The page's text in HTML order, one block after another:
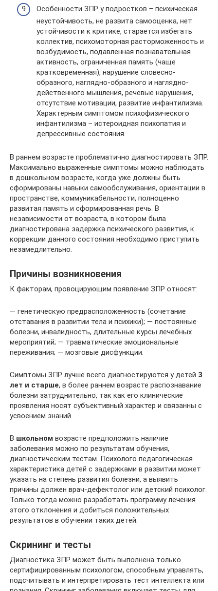
Особенности ЗПР у подростков – психическая
неустойчивость, не развита самооценка, нет
устойчивости к критике, старается избегать
коллектив, психомоторная расторможенность и
возбудимость, подавленная познавательная
активность, ограниченная память (чаще
кратковременная), нарушение словесно-
образного, наглядно-образного и наглядно-
действенного мышления, речевые нарушения,
отсутствие мотивации, развитие инфантилизма.
Характерным симптомом психофизического
инфантилизма – истероидная психопатия и
депрессивные состояния.
В раннем возрасте проблематично диагностировать ЗПР.
Максимально выраженные симптомы можно наблюдать
в дошкольном возрасте, когда уже должны быть
сформированы навыки самообслуживания, ориентации в
пространстве, коммуникабельности, полноценно
развитая память и сформированная речь. В
независимости от возраста, в котором была
диагностирована задержка психического развития, к
коррекции данного состояния необходимо приступить
незамедлительно.
Причины возникновения
К факторам, провоцирующим появление ЗПР относят:
— генетическую предрасположенность (сочетание
отставания в развитии тела и психики); — постоянные
болезни, инвалидность, длительные курсы лечебных
мероприятий; — травматические эмоциональные
переживания; — мозговые дисфункции.
Симптомы ЗПР лучше всего диагностируются у детей 3
лет и старше, в более раннем возрасте распознавание
болезни затруднительно, так как его клинические
проявления носят субъективный характер и связанны с
усвоением знаний.
В школьном возрасте предположить наличие
заболевания можно по результатам обучения,
диагностическим тестам. Психолого педагогическая
характеристика детей с задержками в развитии может
указать на степень развития болезни, а выявить
причины должен врач-дефектолог или детский психолог.
Только тогда можно разработать программу лечения
этого отклонения и добиться положительных
результатов в обучении таких детей.
Скрининг и тесты
Диагностика ЗПР может быть выполнена только
сертифицированным психологом, способным управлять,
подсчитывать и интерпретировать тест интеллекта или